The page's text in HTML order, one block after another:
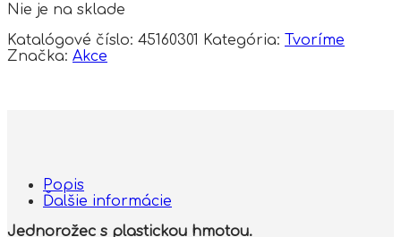
Nie je na sklade
Katalógové číslo: 45160301 Kategória: Tvoríme
Značka: Akce
Popis
Ďalšie informácie
Jednorožec s plastickou hmotou.